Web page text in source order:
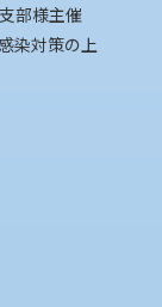
部様主催
染対策の上